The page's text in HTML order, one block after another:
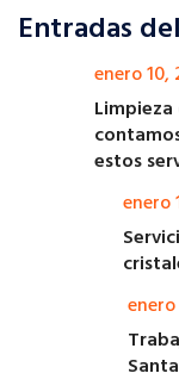
Entradas
enero 10,
estos
enero
enero